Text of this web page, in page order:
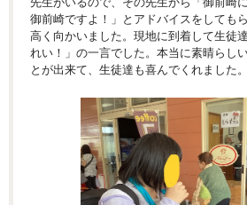
御前崎ですよ！」とアドバイスをしても
高く向かいました。現地に到着して生徒
れい！」の一言でした。本当に素晴らし
とが出来て、生徒達も喜んでくれました。